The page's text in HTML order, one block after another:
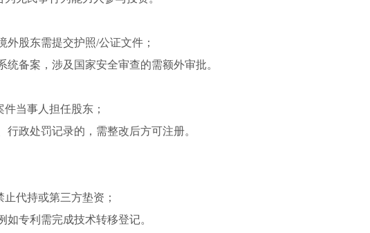
股东需提交护照/公证文件；
备案，涉及国家安全审查的需额外审批。
当事人担任股东；
政处罚记录的，需整改后方可注册。
代持或第三方垫资；
专利需完成技术转移登记。